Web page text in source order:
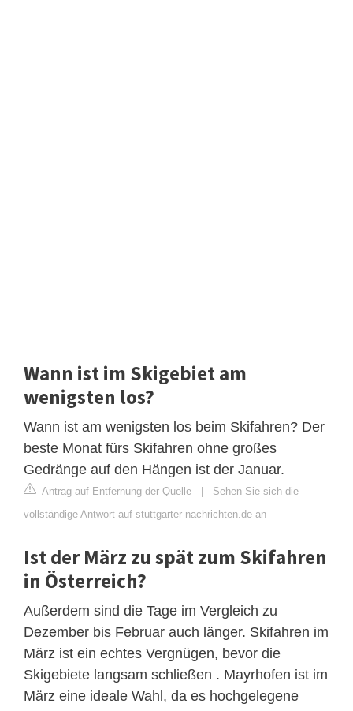
Wann ist im Skigebiet am
wenigsten los?
Wann ist am wenigsten los beim Skifahren? Der
beste Monat fürs Skifahren ohne großes
Gedränge auf den Hängen ist der Januar.
Antrag auf Entfernung der Quelle | Sehen Sie sich die
vollständige Antwort auf stuttgarter-nachrichten.de an
Ist der März zu spät zum Skifahren
in Österreich?
Außerdem sind die Tage im Vergleich zu
Dezember bis Februar auch länger. Skifahren im
März ist ein echtes Vergnügen, bevor die
Skigebiete langsam schließen . Mayrhofen ist im
März eine ideale Wahl, da es hochgelegene